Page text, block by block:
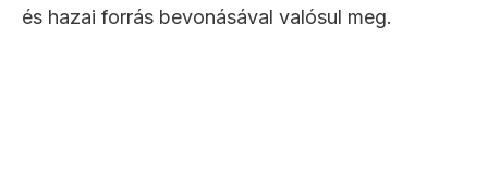
és hazai forrás bevonásával valósul meg.